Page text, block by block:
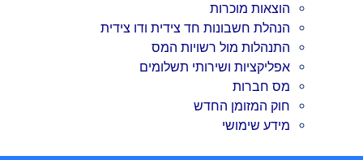
הוצאות מוכרות
הנהלת חשבונות חד צידית ודו צידית
התנהלות מול רשויות המס
אפליקציות ושירותי תשלומים
מס חברות
חוק המזומן החדש
מידע שימושי